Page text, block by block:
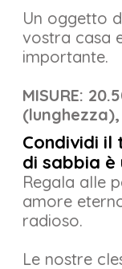
Un oggetto
vostra casa
importante.
MISURE:
Condividi il
di sabbia è
Regala alle
amore
radioso.
Le nostre